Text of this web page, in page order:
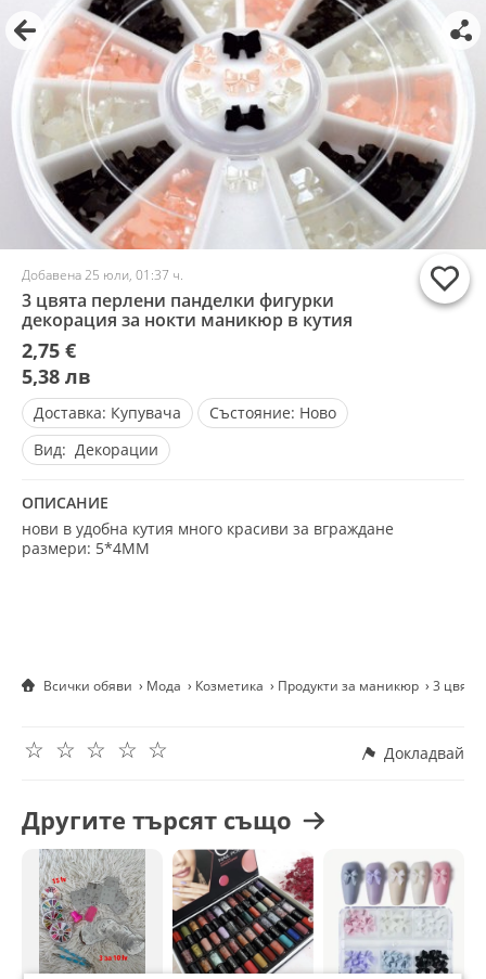
Добавена 25 юли, 01:37 ч.
3 цвята перлени панделки фигурки
декорация за нокти маникюр в кутия
2,75 €
5,38 лв
Доставка: Купувача Състояние: Ново
Вид: Декорации
ОПИСАНИЕ
нови в удобна кутия много красиви за вграждане
размери: 5*4MM
Всички обяви Мода Козметика Продукти за маникюр 3
☆
☆
☆
☆
☆ Докладвай
Другите търсят също